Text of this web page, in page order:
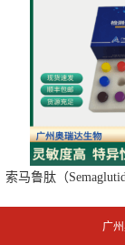
索马鲁肽（
广